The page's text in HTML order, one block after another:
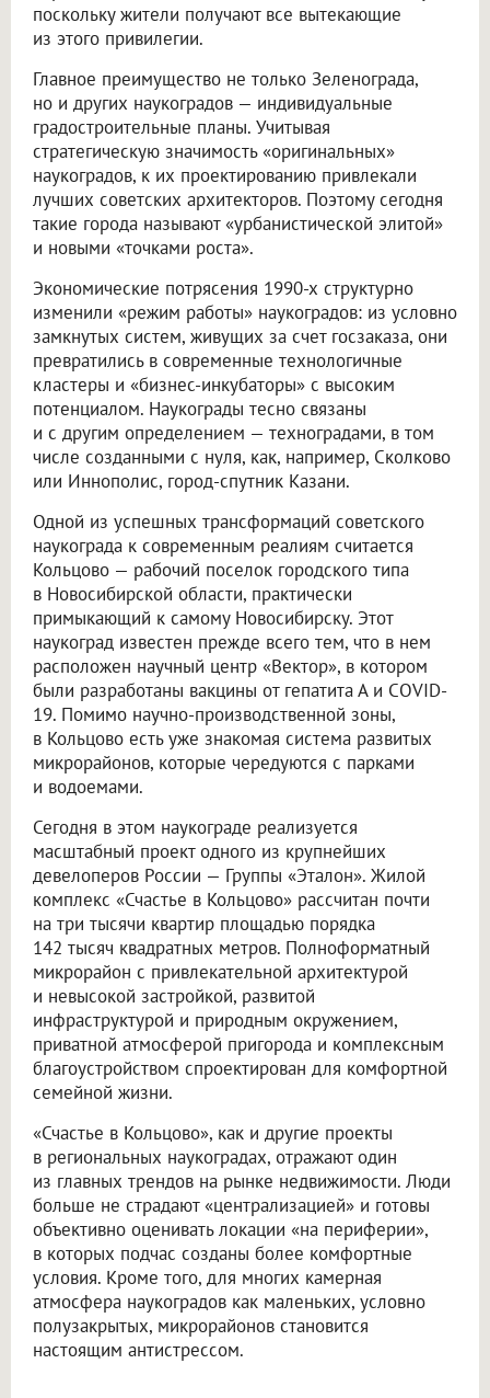
поскольку жители получают все вытекающие
из этого привилегии.
Главное преимущество не только Зеленограда,
но и других наукоградов — индивидуальные
градостроительные планы. Учитывая
стратегическую значимость «оригинальных»
наукоградов, к их проектированию привлекали
лучших советских архитекторов. Поэтому сегодня
такие города называют «урбанистической элитой»
и новыми «точками роста».
Экономические потрясения 1990-х структурно
изменили «режим работы» наукоградов: из условно
замкнутых систем, живущих за счет госзаказа, они
превратились в современные технологичные
кластеры и «бизнес-инкубаторы» с высоким
потенциалом. Наукограды тесно связаны
и с другим определением — техноградами, в том
числе созданными с нуля, как, например, Сколково
или Иннополис, город-спутник Казани.
Одной из успешных трансформаций советского
наукограда к современным реалиям считается
Кольцово — рабочий поселок городского типа
в Новосибирской области, практически
примыкающий к самому Новосибирску. Этот
наукоград известен прежде всего тем, что в нем
расположен научный центр «Вектор», в котором
были разработаны вакцины от гепатита А и COVID-
19. Помимо научно-производственной зоны,
в Кольцово есть уже знакомая система развитых
микрорайонов, которые чередуются с парками
и водоемами.
Сегодня в этом наукограде реализуется
масштабный проект одного из крупнейших
девелоперов России — Группы «Эталон». Жилой
комплекс «Счастье в Кольцово» рассчитан почти
на три тысячи квартир площадью порядка
142 тысяч квадратных метров. Полноформатный
микрорайон с привлекательной архитектурой
и невысокой застройкой, развитой
инфраструктурой и природным окружением,
приватной атмосферой пригорода и комплексным
благоустройством спроектирован для комфортной
семейной жизни.
«Счастье в Кольцово», как и другие проекты
в региональных наукоградах, отражают один
из главных трендов на рынке недвижимости. Люди
больше не страдают «централизацией» и готовы
объективно оценивать локации «на периферии»,
в которых подчас созданы более комфортные
условия. Кроме того, для многих камерная
атмосфера наукоградов как маленьких, условно
полузакрытых, микрорайонов становится
настоящим антистрессом.